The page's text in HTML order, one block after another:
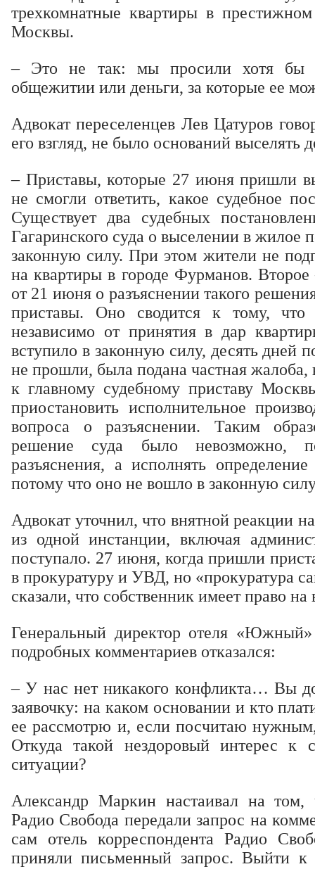
трехкомнатные квартиры в
Москвы.
– Это не так: мы просили хотя бы
общежитии или деньги, за которые ее
Адвокат переселенцев Лев Цатуров
его взгляд, не было оснований выселять
– Приставы, которые 27 июня пришли
не смогли ответить, какое судебное
Существует два судебных
Гагаринского суда о выселении в
законную силу. При этом жители не
на квартиры в городе Фурманов. Второе
от 21 июня о разъяснении такого
приставы. Оно сводится к тому, что
независимо от принятия в дар
вступило в законную силу, десять дней
не прошли, была подана частная жалоба,
к главному судебному приставу
приостановить исполнительное
вопроса о разъяснении. Таким
решение суда было невозможно,
разъяснения, а исполнять
потому что оно не вошло в законную
Адвокат уточнил, что внятной реакции
из одной инстанции, включая
поступало. 27 июня, когда пришли
в прокуратуру и УВД, но «прокуратура
сказали, что собственник имеет право на
Генеральный директор отеля
подробных комментариев отказался:
– У нас нет никакого конфликта… Вы
заявочку: на каком основании и кто
ее рассмотрю и, если посчитаю
Откуда такой нездоровый интерес к
ситуации?
Александр Маркин настаивал на том,
Радио Свобода передали запрос на
сам отель корреспондента Радио
приняли письменный запрос. Выйти к